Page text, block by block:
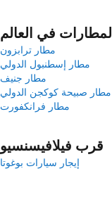
في العالم
مطار ترابزون
مطار إسطنبول الدولي
مطار جنيف
مطار صبيحة كوكجن الدولي
مطار فرانكفورت
قرب فيلافيسنسيو
إيجار سيارات بوغوتا